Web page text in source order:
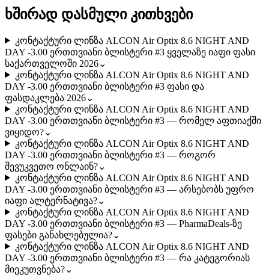
ხშირად დასმული კითხვები
კონტაქტური ლინზა ALCON Air Optix 8.6 NIGHT AND
DAY -3.00 ერთთვიანი ბლისტერი #3 ყველაზე იაფი ფასი
საქართველოში 2026⌄
კონტაქტური ლინზა ALCON Air Optix 8.6 NIGHT AND
DAY -3.00 ერთთვიანი ბლისტერი #3 ფასი და
ფასდაკლება 2026⌄
კონტაქტური ლინზა ALCON Air Optix 8.6 NIGHT AND
DAY -3.00 ერთთვიანი ბლისტერი #3 — რომელ აფთიაქში
ვიყიდო?⌄
კონტაქტური ლინზა ALCON Air Optix 8.6 NIGHT AND
DAY -3.00 ერთთვიანი ბლისტერი #3 — როგორ
შევუკვეთო ონლაინ?⌄
კონტაქტური ლინზა ALCON Air Optix 8.6 NIGHT AND
DAY -3.00 ერთთვიანი ბლისტერი #3 — არსებობს უფრო
იაფი ალტერნატივა?⌄
კონტაქტური ლინზა ALCON Air Optix 8.6 NIGHT AND
DAY -3.00 ერთთვიანი ბლისტერი #3 — PharmaDeals-ზე
ფასები განახლებულია?⌄
კონტაქტური ლინზა ALCON Air Optix 8.6 NIGHT AND
DAY -3.00 ერთთვიანი ბლისტერი #3 — რა კატეგორიას
მიეკუთვნება?⌄